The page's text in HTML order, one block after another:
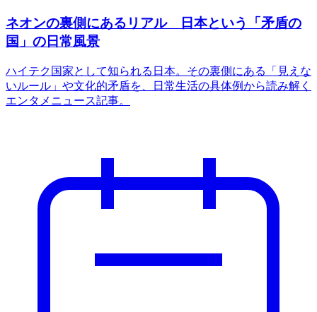
ネオンの裏側にあるリアル 日本という「矛盾の
国」の日常風景
ハイテク国家として知られる日本。その裏側にある「見えな
いルール」や文化的矛盾を、日常生活の具体例から読み解く
エンタメニュース記事。